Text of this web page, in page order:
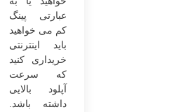
‌عبارتی پینگ
کم می‌ خواهید
باید اینترنتی
خریداری کنید
که سرعت
آپلود بالایی
داشته باشد.